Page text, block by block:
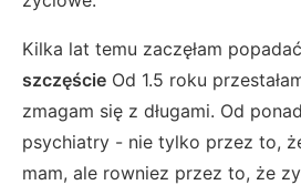
Kilka lat temu zaczęłam
szczęście Od 1.5 roku
zmagam się z długami. Od
psychiatry - nie tylko przez to,
mam, ale rowniez przez to, że